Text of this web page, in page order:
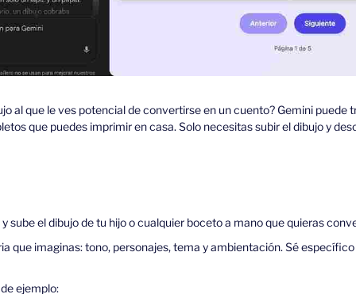
al que le ves potencial de convertirse en un cuento? Gemini puede
que puedes imprimir en casa. Solo necesitas subir el dibujo y
sube el dibujo de tu hijo o cualquier boceto a mano que quieras
que imaginas: tono, personajes, tema y ambientación. Sé
ejemplo: